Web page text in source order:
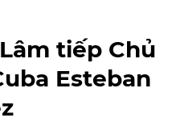
tiếp Chủ
Esteban